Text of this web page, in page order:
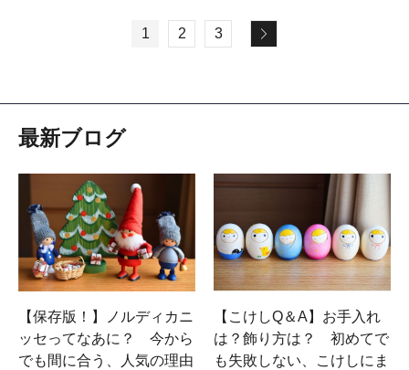
1 2 3
最新ブログ
【保存版！】ノルディカニ
ッセってなあに？ 今から
でも間に合う、人気の理由
【こけしQ＆A】お手入れ
は？飾り方は？ 初めてで
も失敗しない、こけしにま